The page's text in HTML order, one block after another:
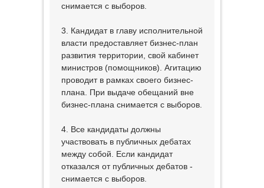
снимается с выборов.
3. Кандидат в главу исполнительной
власти предоставляет бизнес-план
развития территории, свой кабинет
министров (помощников). Агитацию
проводит в рамках своего бизнес-
плана. При выдаче обещаний вне
бизнес-плана снимается с выборов.
4. Все кандидаты должны
участвовать в публичных дебатах
между собой. Если кандидат
отказался от публичных дебатов -
снимается с выборов.